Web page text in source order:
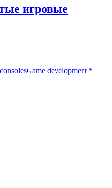
игровые
Game development *